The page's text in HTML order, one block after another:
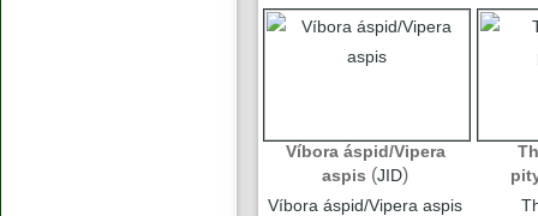
Víbora áspid/Vipera
aspis (JID)
Víbora áspid/Vipera aspis